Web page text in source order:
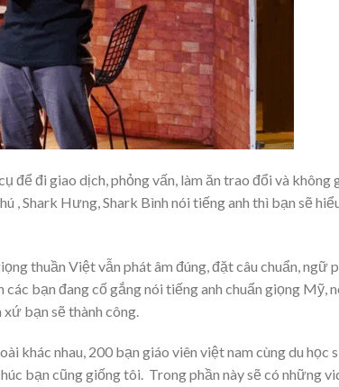
để đi giao dịch, phỏng vấn, làm ăn trao đổi và
, Shark Hưng, Shark Bình nói tiếng anh thì bạn sẽ
thuần Việt vẫn phát âm đúng, đặt câu chuẩn,
các bạn đang cố gắng nói tiếng anh chuẩn giọng
bạn sẽ thành công.
khác nhau, 200 bạn giáo viên việt nam cùng du
cũng giống tôi. Trong phần này sẽ có những